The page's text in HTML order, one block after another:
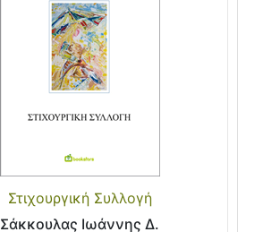
Στιχουργική Συλλογή
Σάκκουλας Ιωάννης Δ.